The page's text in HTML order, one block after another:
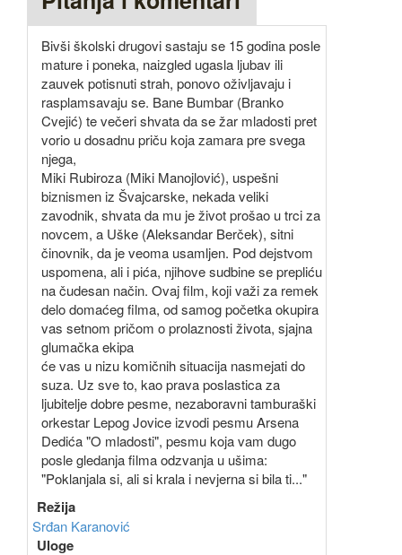
Bivši školski drugovi sastaju se 15 godina posle
mature i poneka, naizgled ugasla ljubav ili
zauvek potisnuti strah, ponovo oživljavaju i
rasplamsavaju se. Bane Bumbar (Branko
Cvejić) te večeri shvata da se žar mladosti pret
vorio u dosadnu priču koja zamara pre svega
njega,
Miki Rubiroza (Miki Manojlović), uspešni
biznismen iz Švajcarske, nekada veliki
zavodnik, shvata da mu je život prošao u trci za
novcem, a Uške (Aleksandar Berček), sitni
činovnik, da je veoma usamljen. Pod dejstvom
uspomena, ali i pića, njihove sudbine se prepliću
na čudesan način. Ovaj film, koji važi za remek
delo domaćeg filma, od samog početka okupira
vas setnom pričom o prolaznosti života, sjajna
glumačka ekipa
će vas u nizu komičnih situacija nasmejati do
suza. Uz sve to, kao prava poslastica za
ljubitelje dobre pesme, nezaboravni tamburaški
orkestar Lepog Jovice izvodi pesmu Arsena
Dedića "O mladosti", pesmu koja vam dugo
posle gledanja filma odzvanja u ušima:
"Poklanjala si, ali si krala i nevjerna si bila ti..."
Režija
Srđan Karanović
Uloge